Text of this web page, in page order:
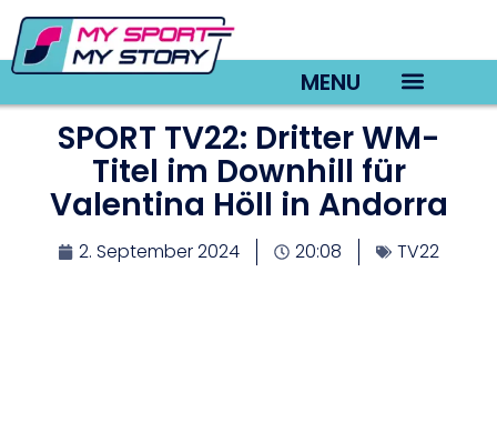
MENU
SPORT TV22: Dritter WM-
Titel im Downhill für
Valentina Höll in Andorra
2. September 2024 20:08 TV22